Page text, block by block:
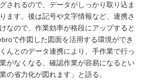
されるので、データがしっかり取り込ま
ます。後は記号や文字情報など、連携さ
なので、作業効率が格段にアップすると
で作図した図面を活用する環境ができ
んとのデータ連携により、手作業で行っ
がなくなる、確認作業が容易になるとい
の省力化が図れます」と語る。